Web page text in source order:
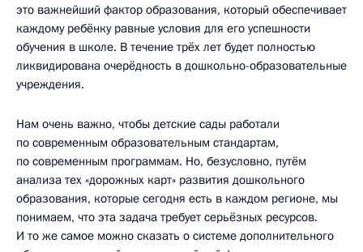
это важнейший фактор образования, который обеспечивает
каждому ребёнку равные условия для его успешности
обучения в школе. В течение трёх лет будет полностью
ликвидирована очерёдность в дошкольно-образовательные
учреждения.
Нам очень важно, чтобы детские сады работали
по современным образовательным стандартам,
по современным программам. Но, безусловно, путём
анализа тех «дорожных карт» развития дошкольного
образования, которые сегодня есть в каждом регионе, мы
понимаем, что эта задача требует серьёзных ресурсов.
И то же самое можно сказать о системе дополнительного